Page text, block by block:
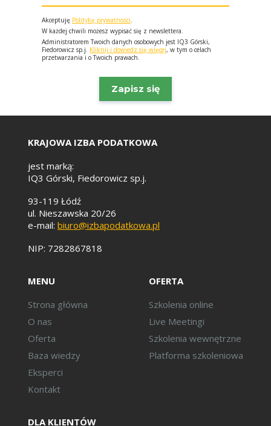
*
Akceptuję Politykę prywatności.
W każdej chwili możesz wypisać się z newslettera.
Administratorem Twoich danych osobowych jest IQ3 Górski,
Fiedorowicz sp.j. Kliknij i dowiedz się więcej, w tym o celach
przetwarzania i o Twoich prawach.
KRAJOWA IZBA PODATKOWA
jest marką:
IQ3 Górski, Fiedorowicz sp.j.
93-119 Łódź
ul. Nieszawska 20/26
e-mail: biuro@izbapodatkowa.pl
NIP: 7282867818
MENU
Strona główna
O nas
Oferta
Baza wiedzy
Eksperci
Kontakt
OFERTA
Szkolenia online
Live Meetingi
Szkolenia wewnętrzne
Platforma szkoleniowa
DLA KLIENTÓW